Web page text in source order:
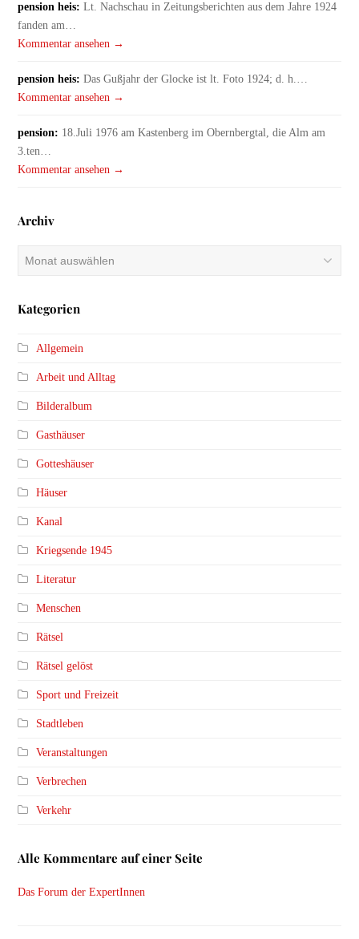
pension heis: Lt. Nachschau in Zeitungsberichten aus dem Jahre 1924
fanden am…
Kommentar ansehen →
pension heis: Das Gußjahr der Glocke ist lt. Foto 1924; d. h.…
Kommentar ansehen →
pension: 18.Juli 1976 am Kastenberg im Obernbergtal, die Alm am
3.ten…
Kommentar ansehen →
Archiv
Archiv
Kategorien
Allgemein
Arbeit und Alltag
Bilderalbum
Gasthäuser
Gotteshäuser
Häuser
Kanal
Kriegsende 1945
Literatur
Menschen
Rätsel
Rätsel gelöst
Sport und Freizeit
Stadtleben
Veranstaltungen
Verbrechen
Verkehr
Alle Kommentare auf einer Seite
Das Forum der ExpertInnen